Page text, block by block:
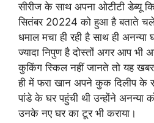
सीरीज के साथ अपना ओटीटी डेब्यू
सितंबर 20224 को हुआ है बताते चले
धमाल मचा ही रही है साथ ही
ज्यादा निपुण है दोस्तों अगर आप
कुकिंग स्किल नहीं जानते तो यह
ही में फरा खान अपने कुक दिलीप के
पांडे के घर पहुंची थी उन्होंने अनन्या
उनके नए घर का टूर भी कराया।